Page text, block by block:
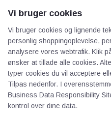
alsidighed. Det er
komplekse emner med
støbning er derfor en
maskinindustri,
Vi bruger cookies
Vi bruger cookies og lignende
personlig shoppingoplevelse,
analysere vores webtrafik. Klik
ønsker at tillade alle cookies.
typer cookies du vil acceptere
Tilpas nedenfor. I
Business Data Responsibility
kontrol over dine data.